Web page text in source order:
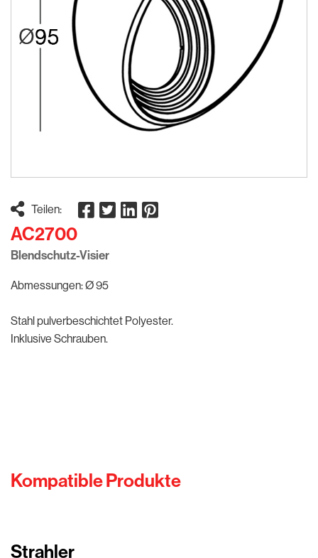
Teilen:
AC2700
Blendschutz-Visier
Abmessungen: Ø 95
Stahl pulverbeschichtet Polyester.
Inklusive Schrauben.
Kompatible Produkte
Strahler